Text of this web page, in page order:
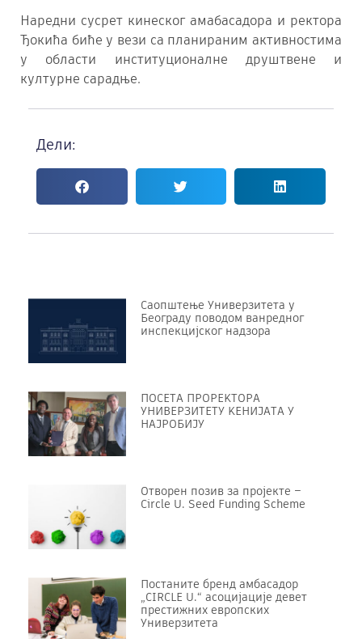
Наредни сусрет кинеског амабасадора и ректора
Ђокића биће у вези са планираним активностима
у области институционалне друштвене и
културне сарадње.
Дели:
Саопштење Универзитета у
Београду поводом ванредног
инспекцијског надзора
ПОСЕТА ПРОРЕKТОРА
УНИВЕРЗИТЕТУ KЕНИЈАТА У
НАЈРОБИЈУ
Отворен позив за пројекте –
Circle U. Seed Funding Scheme
Постаните бренд амбасадор
„CIRCLE U.“ асоцијације девет
престижних европских
Универзитета